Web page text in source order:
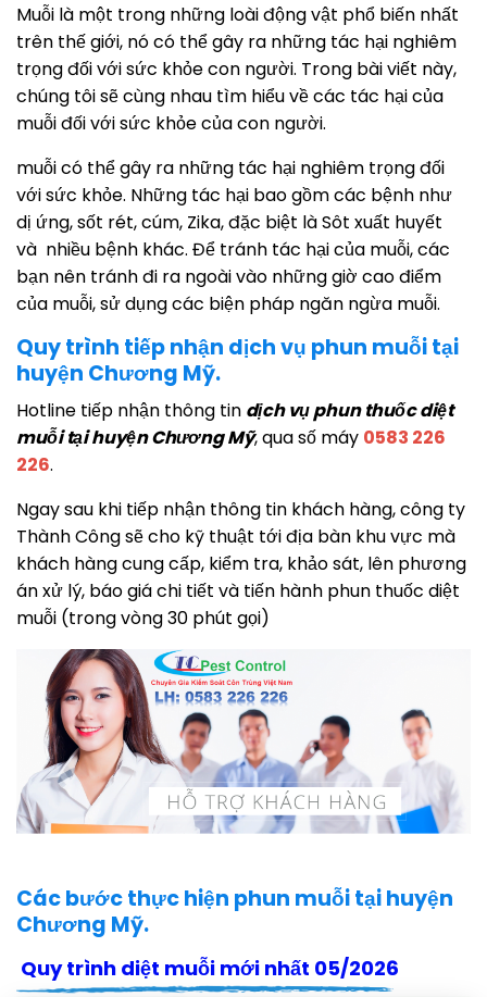
Muỗi là một trong những loài động vật phổ biến nhất
trên thế giới, nó có thể gây ra những tác hại nghiêm
trọng đối với sức khỏe con người. Trong bài viết này,
chúng tôi sẽ cùng nhau tìm hiểu về các tác hại của
muỗi đối với sức khỏe của con người.
muỗi có thể gây ra những tác hại nghiêm trọng đối
với sức khỏe. Những tác hại bao gồm các bệnh như
dị ứng, sốt rét, cúm, Zika, đặc biệt là Sôt xuất huyết
và nhiều bệnh khác. Để tránh tác hại của muỗi, các
bạn nên tránh đi ra ngoài vào những giờ cao điểm
của muỗi, sử dụng các biện pháp ngăn ngừa muỗi.
Quy trình tiếp nhận dịch vụ phun muỗi tại
huyện Chương Mỹ.
Hotline tiếp nhận thông tin dịch vụ phun thuốc diệt
muỗi tại huyện Chương Mỹ, qua số máy 0583 226
226.
Ngay sau khi tiếp nhận thông tin khách hàng, công ty
Thành Công sẽ cho kỹ thuật tới địa bàn khu vực mà
khách hàng cung cấp, kiểm tra, khảo sát, lên phương
án xử lý, báo giá chi tiết và tiến hành phun thuốc diệt
muỗi (trong vòng 30 phút gọi)
Các bước thực hiện phun muỗi tại huyện
Chương Mỹ.
Quy trình diệt muỗi mới nhất 05/2026